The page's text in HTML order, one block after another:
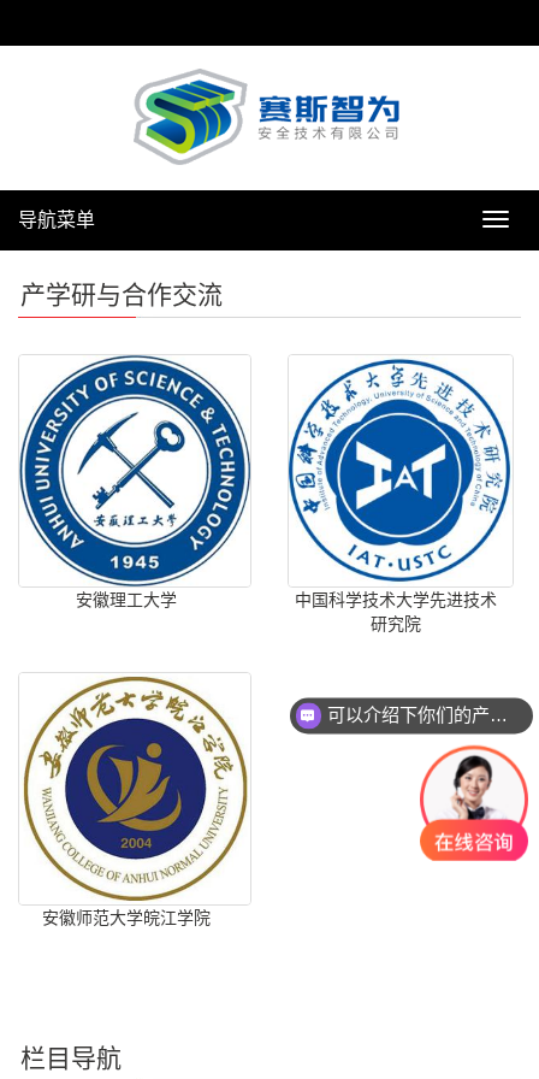
导
导航菜单
产学研与合作交流
安徽理工大学
中国科学技术大学先进技术
研究院
安徽师范大学皖江学院
栏目导航
可以介绍下你们的产品么？